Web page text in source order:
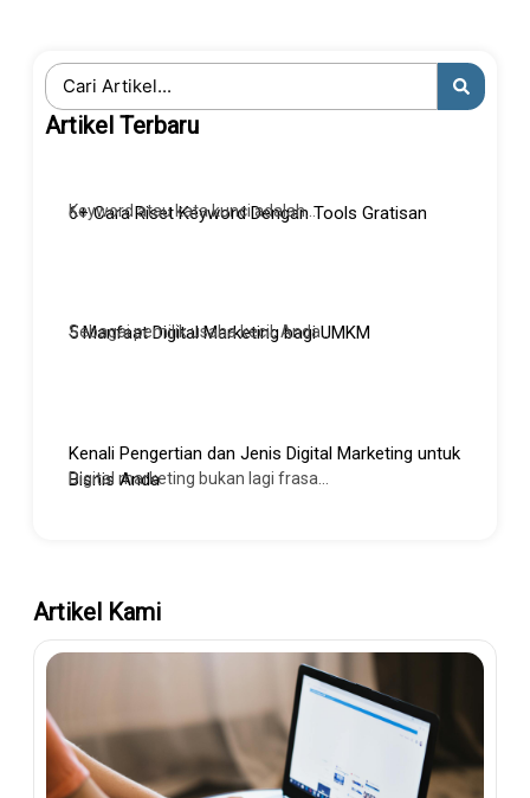
Search
...
Artikel Terbaru
6+ Cara Riset Keyword Dengan Tools Gratisan
Keyword atau kata kunci adalah...
5 Manfaat Digital Marketing bagi UMKM
Sebagai pemilik usaha kecil, Anda...
Kenali Pengertian dan Jenis Digital Marketing untuk
Bisnis Anda
Digital marketing bukan lagi frasa...
Artikel Kami